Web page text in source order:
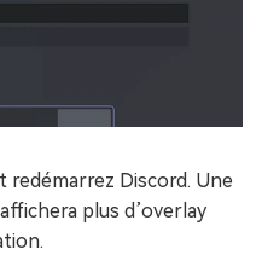
redémarrez Discord. Une
plus d’overlay